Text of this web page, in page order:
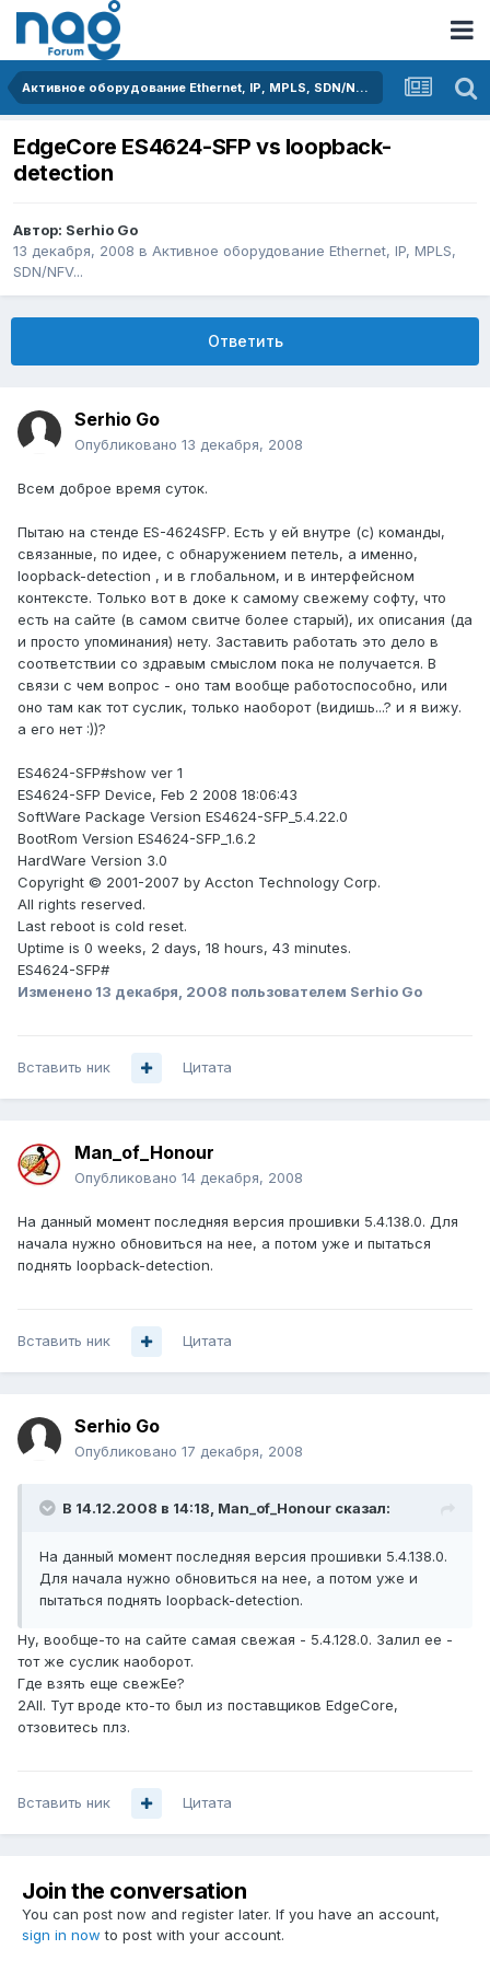
Активное оборудование Ethernet, IP, MPLS, SDN/NFV...
EdgeCore ES4624-SFP vs loopback-
detection
Автор: Serhio Go
13 декабря, 2008 в Активное оборудование Ethernet, IP, MPLS,
SDN/NFV...
Ответить
Serhio Go
Опубликовано 13 декабря, 2008
Всем доброе время суток.
Пытаю на стенде ES-4624SFP. Есть у ей внутре (с) команды,
связанные, по идее, с обнаружением петель, а именно,
loopback-detection , и в глобальном, и в интерфейсном
контексте. Только вот в доке к самому свежему софту, что
есть на сайте (в самом свитче более старый), их описания (да
и просто упоминания) нету. Заставить работать это дело в
соответствии со здравым смыслом пока не получается. В
связи с чем вопрос - оно там вообще работоспособно, или
оно там как тот суслик, только наоборот (видишь...? и я вижу.
а его нет :))?
ES4624-SFP#show ver 1
ES4624-SFP Device, Feb 2 2008 18:06:43
SoftWare Package Version ES4624-SFP_5.4.22.0
BootRom Version ES4624-SFP_1.6.2
HardWare Version 3.0
Copyright © 2001-2007 by Accton Technology Corp.
All rights reserved.
Last reboot is cold reset.
Uptime is 0 weeks, 2 days, 18 hours, 43 minutes.
ES4624-SFP#
Изменено 13 декабря, 2008 пользователем Serhio Go
Вставить ник Цитата
Man_of_Honour
Опубликовано 14 декабря, 2008
На данный момент последняя версия прошивки 5.4.138.0. Для
начала нужно обновиться на нее, а потом уже и пытаться
поднять loopback-detection.
Вставить ник Цитата
Serhio Go
Опубликовано 17 декабря, 2008
В 14.12.2008 в 14:18, Man_of_Honour сказал:
На данный момент последняя версия прошивки 5.4.138.0.
Для начала нужно обновиться на нее, а потом уже и
пытаться поднять loopback-detection.
Ну, вообще-то на сайте самая свежая - 5.4.128.0. Залил ее -
тот же суслик наоборот.
Где взять еще свежЕе?
2All. Тут вроде кто-то был из поставщиков EdgeCore,
отзовитесь плз.
Вставить ник Цитата
Join the conversation
You can post now and register later. If you have an account,
sign in now to post with your account.